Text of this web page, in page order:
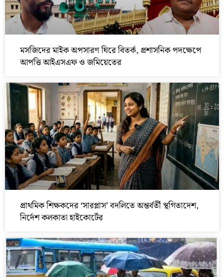
মসজিদের মাইক অপসারণ ঘিরে বিতর্ক, প্রশাসনিক পদক্ষেপে
আপত্তি আইএসএফ ও জমিয়েতের
প্রাথমিক শিক্ষকদের ‘সারপ্লাস’ বদলিতে অন্তর্বর্তী স্থগিতাদেশ,
নির্দেশ কলকাতা হাইকোর্টের